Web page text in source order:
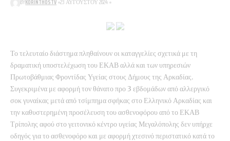
BYKORINTHOSTV 23 ΑΥΓΟΎΣΤΟΥ 2024
Το τελευταίο διάστημα πληθαίνουν οι καταγγελίες σχετικά με τη
δραματική υποστελέχωση του ΕΚΑΒ αλλά και των υπηρεσιών
Πρωτοβάθμιας Φροντίδας Υγείας στους Δήμους της Αρκαδίας.
Συγεκριμένα με αφορμή τον θάνατο προ 3 εβδομάδων από αλλεργικό
σοκ γυναίκας μετά από τσίμπημα σφήκας στο Ελληνικό Αρκαδίας και
την καθυστερημένη προσέλευση του ασθενοφόρου από το ΕΚΑΒ
Τρίπολης αφού στο γειτονικό κέντρο υγείας Μεγαλόπολης δεν υπήρχε
οδηγός για το ασθενοφόρο και με αφορμή χτεσινό περιστατικό κατά το